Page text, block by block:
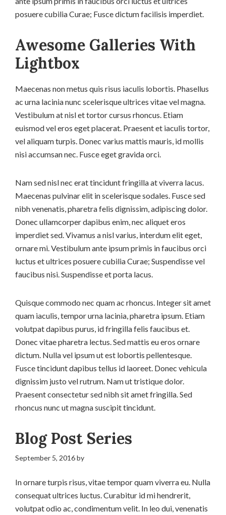
posuere cubilia Curae; Fusce dictum facilisis imperdiet.
Awesome Galleries With
Lightbox
Maecenas non metus quis risus iaculis lobortis. Phasellus
ac urna lacinia nunc scelerisque ultrices vitae vel magna.
Vestibulum at nisl et tortor cursus rhoncus. Etiam
euismod vel eros eget placerat. Praesent et iaculis tortor,
vel aliquam turpis. Donec varius mattis mauris, id mollis
nisi accumsan nec. Fusce eget gravida orci.
Nam sed nisl nec erat tincidunt fringilla at viverra lacus.
Maecenas pulvinar elit in scelerisque sodales. Fusce sed
nibh venenatis, pharetra felis dignissim, adipiscing dolor.
Donec ullamcorper dapibus enim, nec aliquet eros
imperdiet sed. Vivamus a nisl varius, interdum elit eget,
ornare mi. Vestibulum ante ipsum primis in faucibus orci
luctus et ultrices posuere cubilia Curae; Suspendisse vel
faucibus nisi. Suspendisse et porta lacus.
Quisque commodo nec quam ac rhoncus. Integer sit amet
quam iaculis, tempor urna lacinia, pharetra ipsum. Etiam
volutpat dapibus purus, id fringilla felis faucibus et.
Donec vitae pharetra lectus. Sed mattis eu eros ornare
dictum. Nulla vel ipsum ut est lobortis pellentesque.
Fusce tincidunt dapibus tellus id laoreet. Donec vehicula
dignissim justo vel rutrum. Nam ut tristique dolor.
Praesent consectetur sed nibh sit amet fringilla. Sed
rhoncus nunc ut magna suscipit tincidunt.
Blog Post Series
September 5, 2016by
In ornare turpis risus, vitae tempor quam viverra eu. Nulla
consequat ultrices luctus. Curabitur id mi hendrerit,
volutpat odio ac, condimentum velit. In leo dui, venenatis